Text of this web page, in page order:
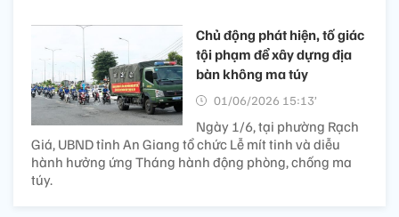
Chủ động phát hiện, tố giác
tội phạm để xây dựng địa
bàn không ma túy
01/06/2026 15:13’
Ngày 1/6, tại phường Rạch
Giá, UBND tỉnh An Giang tổ chức Lễ mít tinh và diễu
hành hưởng ứng Tháng hành động phòng, chống ma
túy.